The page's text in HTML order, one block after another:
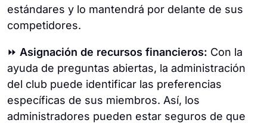
estándares y lo mantendrá por delante de sus
competidores.
⏩ Asignación de recursos financieros: Con la
ayuda de preguntas abiertas, la administración
del club puede identificar las preferencias
específicas de sus miembros. Así, los
administradores pueden estar seguros de que